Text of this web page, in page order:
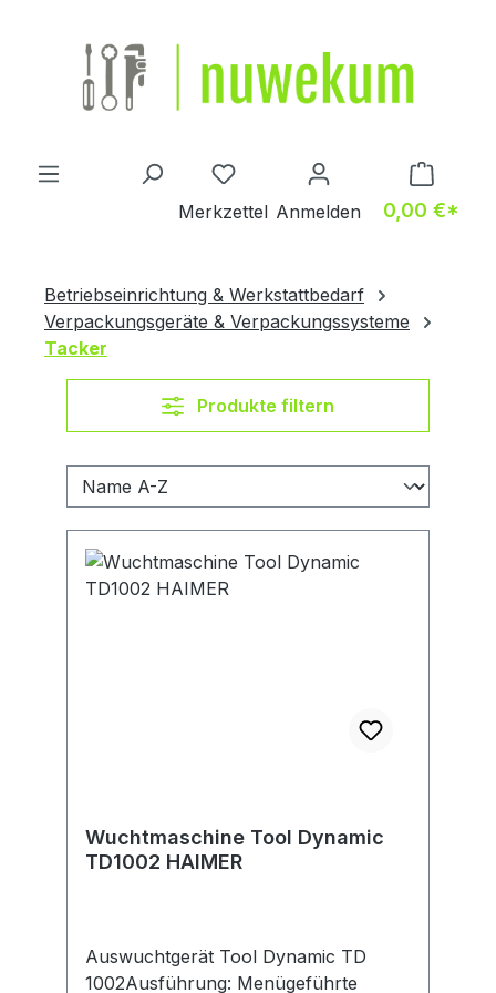
Du hast 0 Produkte auf dem
Merkzettel Anmelden 0,00 €*
Betriebseinrichtung & Werkstattbedarf
Verpackungsgeräte & Verpackungssysteme
Tacker
Produkte filtern
Wuchtmaschine Tool Dynamic
TD1002 HAIMER
Auswuchtgerät Tool Dynamic TD
1002Ausführung: Menügeführte